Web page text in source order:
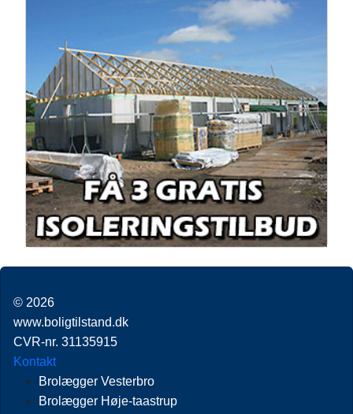
© 2026
www.boligtilstand.dk
CVR-nr. 31135915
Kontakt
Brolægger Vesterbro
Brolægger Høje-taastrup